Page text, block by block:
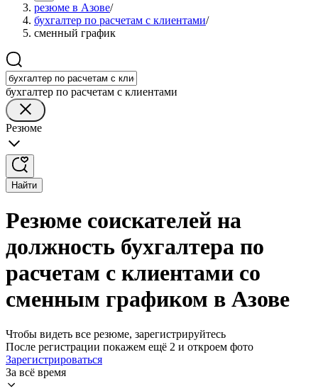
резюме в Азове/
бухгалтер по расчетам с клиентами/
сменный график
бухгалтер по расчетам с клиентами
Резюме
Найти
Резюме соискателей на
должность бухгалтера по
расчетам с клиентами со
сменным графиком в Азове
Чтобы видеть все резюме, зарегистрируйтесь
После регистрации покажем ещё 2 и откроем фото
Зарегистрироваться
За всё время